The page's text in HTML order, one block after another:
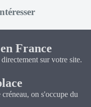
France
sur votre site.
on s'occupe du